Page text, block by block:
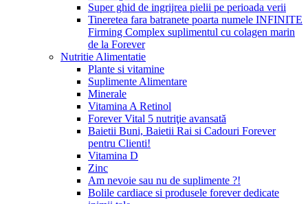
Super ghid de ingrijrea pielii pe perioada verii
Tineretea fara batranete poarta numele INFINITE
Firming Complex suplimentul cu colagen marin
de la Forever
Nutritie Alimentatie
Plante si vitamine
Suplimente Alimentare
Minerale
Vitamina A Retinol
Forever Vital 5 nutriţie avansată
Baietii Buni, Baietii Rai si Cadouri Forever
pentru Clienti!
Vitamina D
Zinc
Am nevoie sau nu de suplimente ?!
Bolile cardiace si produsele forever dedicate